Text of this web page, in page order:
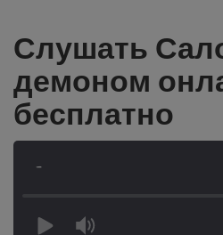
Слушать
демоном
бесплатно
-